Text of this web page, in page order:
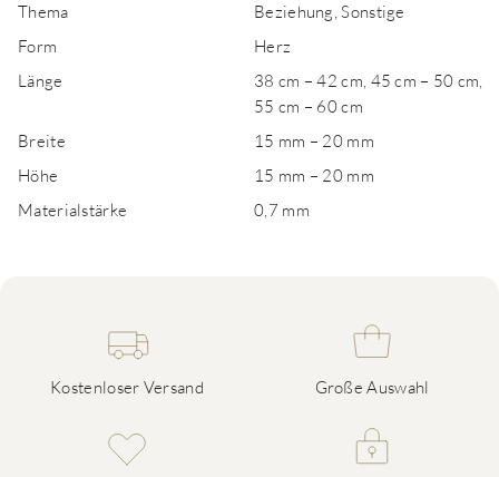
Thema
Beziehung, Sonstige
Form
Herz
Länge
38 cm – 42 cm, 45 cm – 50 cm,
55 cm – 60 cm
Breite
15 mm – 20 mm
Höhe
15 mm – 20 mm
Materialstärke
0,7 mm
Kostenloser Versand Große Auswahl